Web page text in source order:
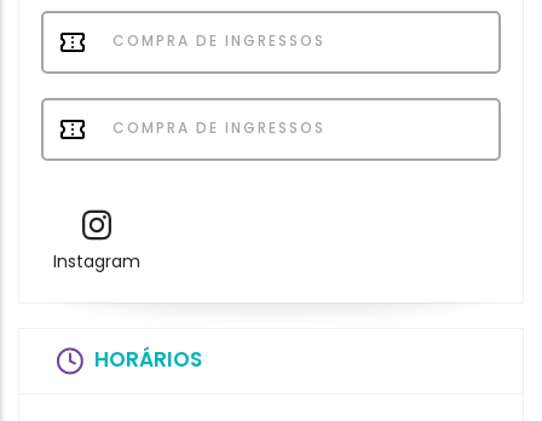
COMPRA DE INGRESSOS
COMPRA DE INGRESSOS
Instagram
HORÁRIOS